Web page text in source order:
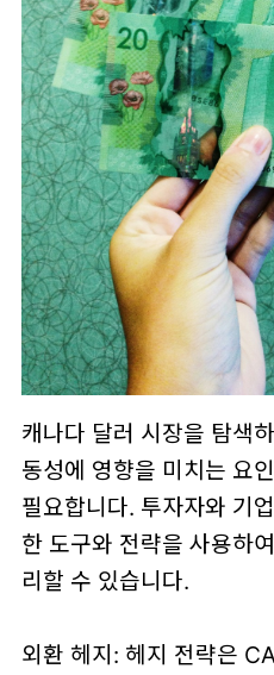
캐나다 달러 시장을 탐색
동성에 영향을 미치는 요
필요합니다. 투자자와 기
한 도구와 전략을 사용하
리할 수 있습니다.
외환 헤지: 헤지 전략은